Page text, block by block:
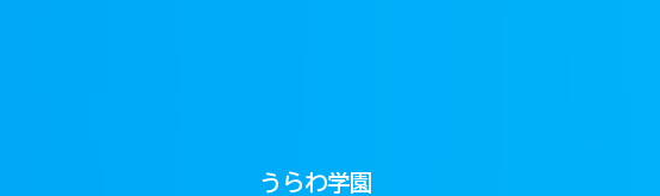
うらわ学園